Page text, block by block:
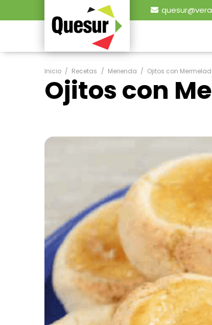
Inicio / Recetas / Merienda / Ojitos con
Ojitos con